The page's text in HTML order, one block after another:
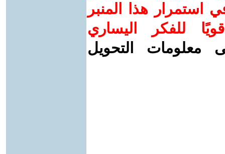
استمرار هذا المنبر
للفكر اليساري
معلومات التحويل